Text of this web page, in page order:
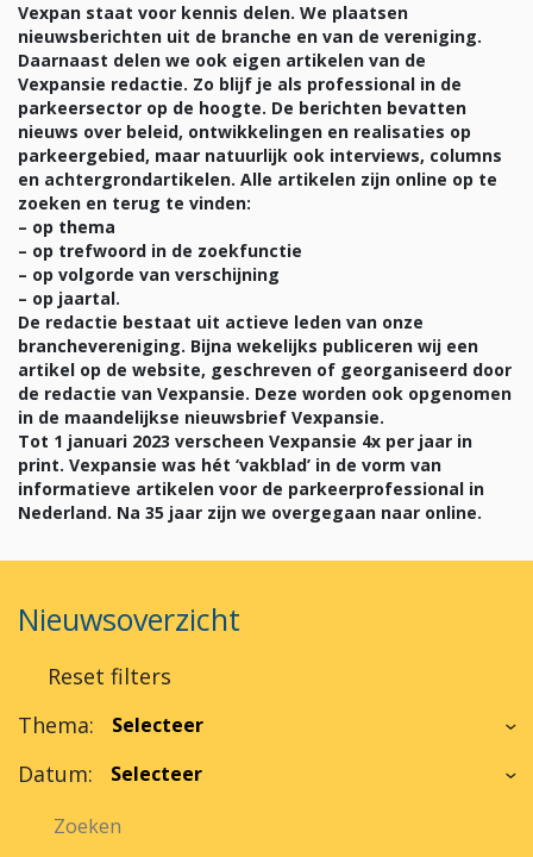
Vexpan staat voor kennis delen. We plaatsen
nieuwsberichten uit de branche en van de vereniging.
Daarnaast delen we ook eigen artikelen van de
Vexpansie redactie. Zo blijf je als professional in de
parkeersector op de hoogte. De berichten bevatten
nieuws over beleid, ontwikkelingen en realisaties op
parkeergebied, maar natuurlijk ook interviews, columns
en achtergrondartikelen. Alle artikelen zijn online op te
zoeken en terug te vinden:
– op thema
– op trefwoord in de zoekfunctie
– op volgorde van verschijning
– op jaartal.
De redactie bestaat uit actieve leden van onze
branchevereniging. Bijna wekelijks publiceren wij een
artikel op de website, geschreven of georganiseerd door
de redactie van Vexpansie. Deze worden ook opgenomen
in de maandelijkse nieuwsbrief Vexpansie.
Tot 1 januari 2023 verscheen Vexpansie 4x per jaar in
print. Vexpansie was hét ‘vakblad’ in de vorm van
informatieve artikelen voor de parkeerprofessional in
Nederland. Na 35 jaar zijn we overgegaan naar online.
Nieuwsoverzicht
Reset filters
Thema:
Datum: